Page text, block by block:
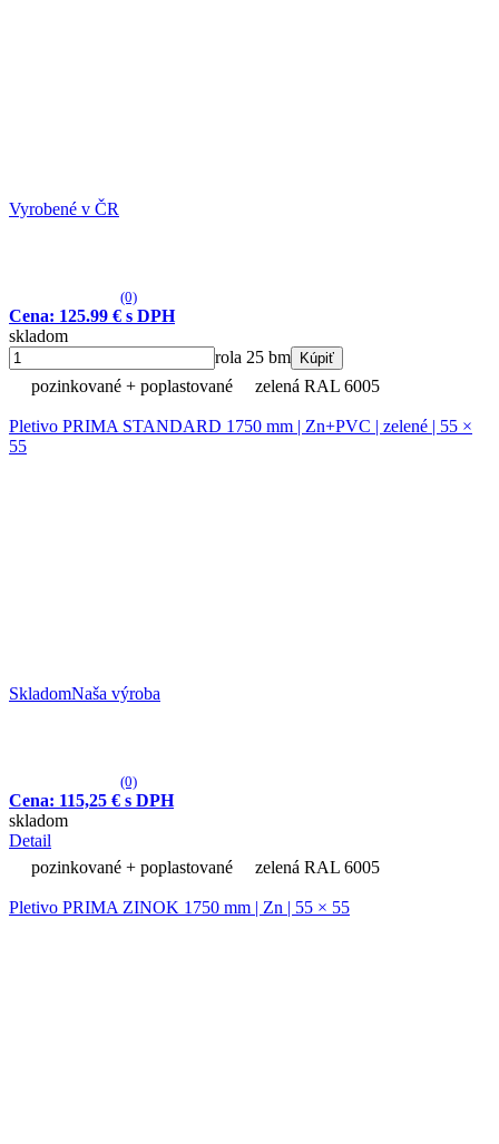
Vyrobené v ČR
(0)
Cena: 125.99 € s DPH
skladom
rola 25 bm
Kúpiť
pozinkované + poplastované zelená RAL 6005
Pletivo PRIMA STANDARD 1750 mm | Zn+PVC | zelené | 55 ×
55
SkladomNaša výroba
(0)
Cena: 115,25 € s DPH
skladom
Detail
pozinkované + poplastované
zelená RAL 6005
Pletivo PRIMA ZINOK 1750 mm | Zn | 55 × 55